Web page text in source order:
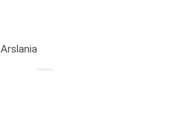
Arslania